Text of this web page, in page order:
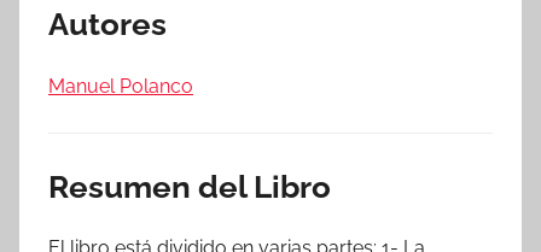
Autores
Manuel Polanco
Resumen del Libro